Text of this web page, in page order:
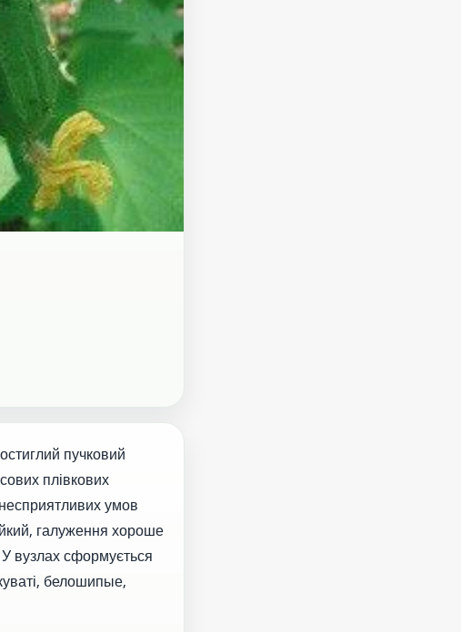
пучковий
плівкових
несприятливих умов
галуження хороше
вузлах сформується
белошипые,